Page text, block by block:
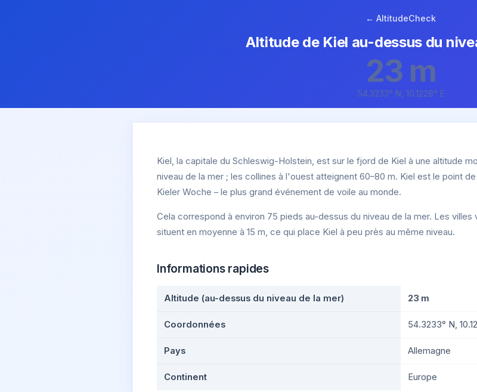
← AltitudeCheck
Altitude de Kiel au-dessus du
23 m
54.3233° N, 10.1228° E
Kiel, la capitale du Schleswig-Holstein, est sur le fjord de Kiel à une altitude
niveau de la mer ; les collines à l'ouest atteignent 60–80 m. Kiel est le point
Kieler Woche – le plus grand événement de voile au monde.
Cela correspond à environ 75 pieds au-dessus du niveau de la mer. Les
situent en moyenne à 15 m, ce qui place Kiel à peu près au même niveau.
Informations rapides
Altitude (au-dessus du niveau de la mer) 23 m
Coordonnées 54.3233° N,
Pays Allemagne
Continent Europe